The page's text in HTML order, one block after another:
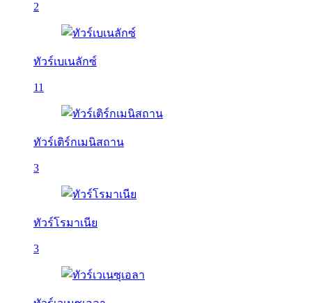
2
ทัวร์เบเนลักซ์
11
ทัวร์เติร์กเมนิสถาน
3
ทัวร์โรมาเนีย
3